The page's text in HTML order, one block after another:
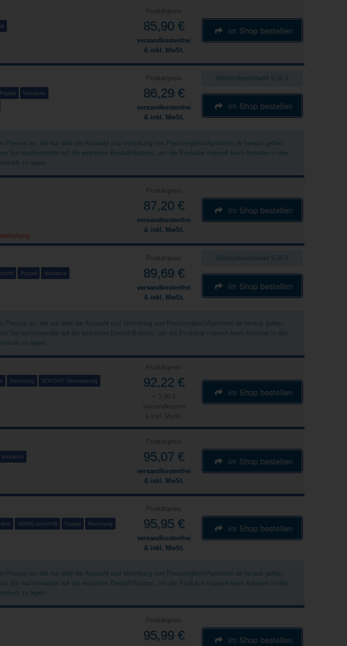
Produktpreis
85,90 €
versandkostenfrei
& inkl. MwSt.
im Shop bestellen
Paypal Vorkasse
Produktpreis
86,29 €
versandkostenfrei
& inkl. MwSt.
Mindestbestellwert 5,00 €
im Shop bestellen
an, die nur über die Auswahl und Verlinkung von PreisvergleichApotheke.de heraus gelten.
Sie nacheinander auf die einzelnen Bestell-Buttons, um die Produkte manuell beim Anbieter in den
zu legen.
Produktpreis
87,20 €
versandkostenfrei
& inkl. MwSt.
im Shop bestellen
Paypal Vorkasse
Produktpreis
89,69 €
versandkostenfrei
& inkl. MwSt.
Mindestbestellwert 5,00 €
im Shop bestellen
an, die nur über die Auswahl und Verlinkung von PreisvergleichApotheke.de heraus gelten.
Sie nacheinander auf die einzelnen Bestell-Buttons, um die Produkte manuell beim Anbieter in den
zu legen.
Rechnung SOFORT Überweisung
Produktpreis
92,22 €
+ 3,50 €
Versandkosten
& inkl. MwSt.
im Shop bestellen
Vorkasse
Produktpreis
95,07 €
versandkostenfrei
& inkl. MwSt.
im Shop bestellen
SEPA/Lastschrift Paypal Rechnung
Produktpreis
95,95 €
versandkostenfrei
& inkl. MwSt.
im Shop bestellen
an, die nur über die Auswahl und Verlinkung von PreisvergleichApotheke.de heraus gelten.
Sie nacheinander auf die einzelnen Bestell-Buttons, um die Produkte manuell beim Anbieter in den
zu legen.
Produktpreis
95,99 € im Shop bestellen